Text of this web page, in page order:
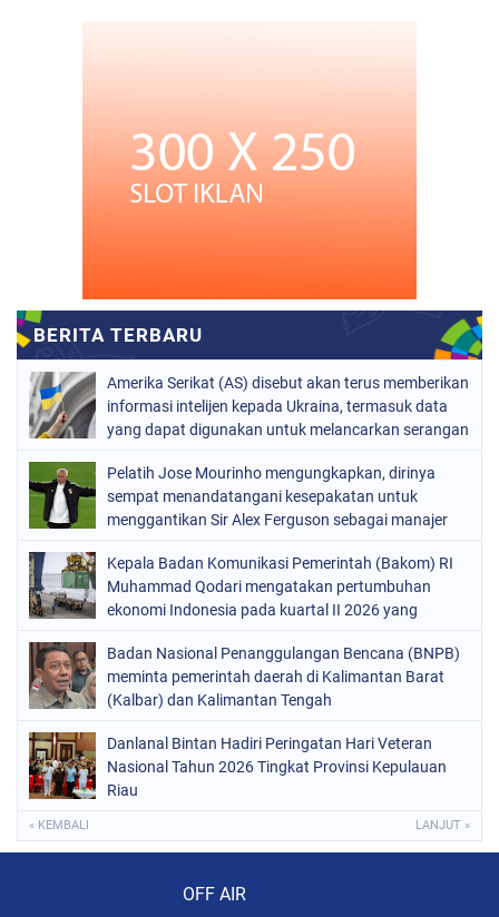
Amerika Serikat (AS) disebut akan terus memberikan
informasi intelijen kepada Ukraina, termasuk data
yang dapat digunakan untuk melancarkan serangan
Pelatih Jose Mourinho mengungkapkan, dirinya
sempat menandatangani kesepakatan untuk
menggantikan Sir Alex Ferguson sebagai manajer
Kepala Badan Komunikasi Pemerintah (Bakom) RI
Muhammad Qodari mengatakan pertumbuhan
ekonomi Indonesia pada kuartal II 2026 yang
Badan Nasional Penanggulangan Bencana (BNPB)
meminta pemerintah daerah di Kalimantan Barat
(Kalbar) dan Kalimantan Tengah
Danlanal Bintan Hadiri Peringatan Hari Veteran
Nasional Tahun 2026 Tingkat Provinsi Kepulauan
Riau
« KEMBALI LANJUT »
OFF AIR